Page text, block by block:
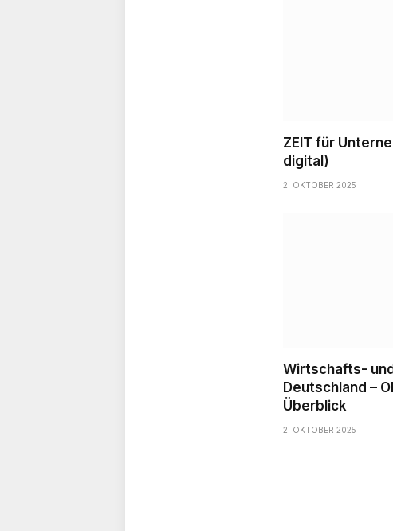
ZEIT für
digital)
2. OKTOBER 2025
Wirtschafts-
Deutschland –
Überblick
2. OKTOBER 2025